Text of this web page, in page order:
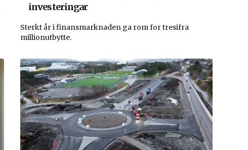
investeringar
Sterkt år i finansmarknaden ga rom for tresifra
millionutbytte.